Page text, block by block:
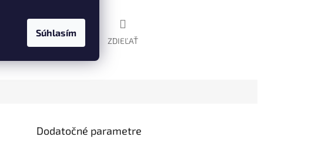
Súhlasím
ZDIEĽAŤ
Dodatočné parametre